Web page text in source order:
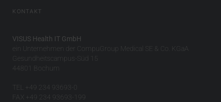
KONTAKT
VISUS Health IT GmbH
ein Unternehmen der CompuGroup Medical SE & Co. KGaA
Gesundheitscampus-Süd 15
44801 Bochum
TEL +49 234 93693-0
FAX +49 234 93693-199